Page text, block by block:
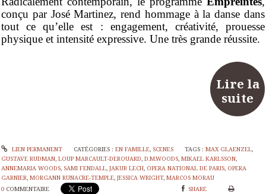
conçu par José Martinez, rend hommage à la danse dans
tout ce qu’elle est : engagement, créativité, prouesse
physique et intensité expressive. Une très grande réussite.
Lire la
suite
LIEN PERMANENT CATÉGORIES : EN FAMILLE, SCENES TAGS :MAX GLAENZEL,
GUSTAVE RUDMAN, LOUP MARCAULT-DEROUARD, D.M.WOODS, MIKAEL KARLSSON,
ANNEMARIA WOODS, SAMI FENDALL, JAKUB LECH, OPERA NATIONAL DE PARIS, OPERA
GARNIER, MORGANN RUNACRE-TEMPLE, JESSICA WRIGHT, MARCOS MORAU
0 COMMENTAIRE
SHARE